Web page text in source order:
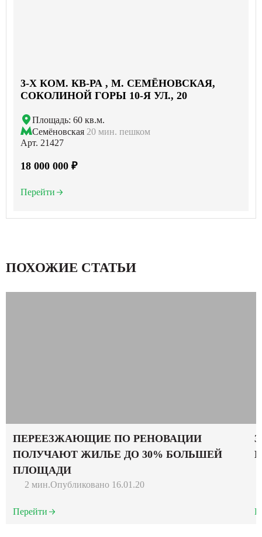
3-X КОМ. КВ-РА , М. СЕМЁНОВСКАЯ,
СОКОЛИНОЙ ГОРЫ 10-Я УЛ., 20
Площадь: 60 кв.м.
Семёновская 20 мин. пешком
Арт. 21427
18 000 000 ₽
Перейти
ПОХОЖИЕ СТАТЬИ
ПЕРЕЕЗЖАЮЩИЕ ПО РЕНОВАЦИИ
ПОЛУЧАЮТ ЖИЛЬЕ ДО 30% БОЛЬШЕЙ
ПЛОЩАДИ
2 мин.Опубликовано 16.01.20
Перейти